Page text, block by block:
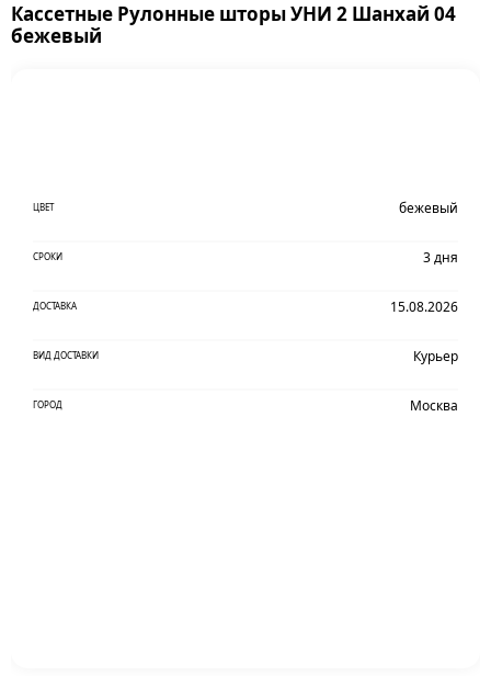
Кассетные Рулонные шторы УНИ 2 Шанхай 04
бежевый
ЦВЕТ бежевый
СРОКИ 3 дня
ДОСТАВКА 15.08.2026
ВИД ДОСТАВКИ Курьер
ГОРОД Москва